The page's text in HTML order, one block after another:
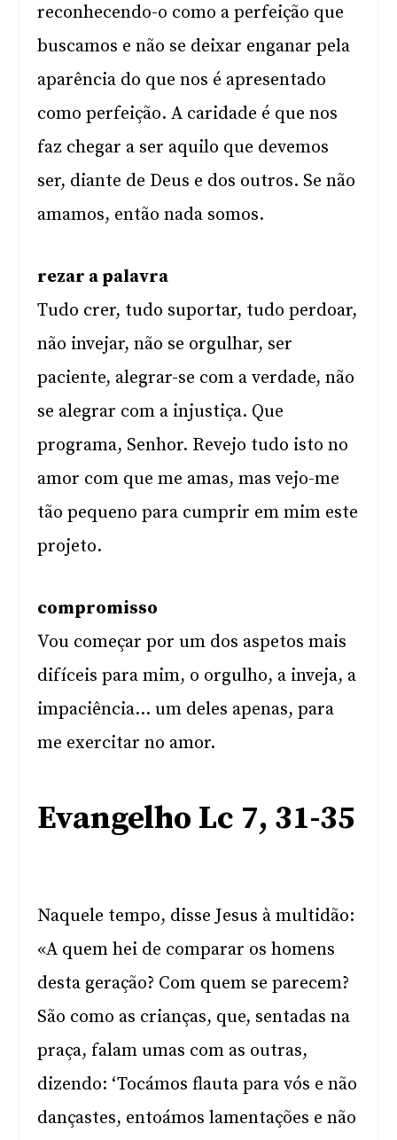
reconhecendo-o como a perfeição que
buscamos e não se deixar enganar pela
aparência do que nos é apresentado
como perfeição. A caridade é que nos
faz chegar a ser aquilo que devemos
ser, diante de Deus e dos outros. Se não
amamos, então nada somos.
rezar a palavra
Tudo crer, tudo suportar, tudo perdoar,
não invejar, não se orgulhar, ser
paciente, alegrar-se com a verdade, não
se alegrar com a injustiça. Que
programa, Senhor. Revejo tudo isto no
amor com que me amas, mas vejo-me
tão pequeno para cumprir em mim este
projeto.
compromisso
Vou começar por um dos aspetos mais
difíceis para mim, o orgulho, a inveja, a
impaciência… um deles apenas, para
me exercitar no amor.
Evangelho Lc 7, 31-35
Naquele tempo, disse Jesus à multidão:
«A quem hei de comparar os homens
desta geração? Com quem se parecem?
São como as crianças, que, sentadas na
praça, falam umas com as outras,
dizendo: ‘Tocámos flauta para vós e não
dançastes, entoámos lamentações e não